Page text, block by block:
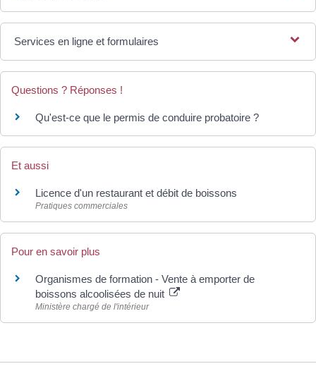
Services en ligne et formulaires
Questions ? Réponses !
Qu'est-ce que le permis de conduire probatoire ?
Et aussi
Licence d'un restaurant et débit de boissons
Pratiques commerciales
Pour en savoir plus
Organismes de formation - Vente à emporter de
boissons alcoolisées de nuit
Ministère chargé de l'intérieur